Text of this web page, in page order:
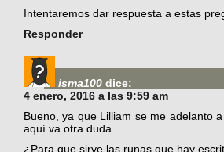
Intentaremos dar respuesta a estas
Responder
isma100 dice:
4 enero, 2016 a las 9:59 am
Bueno, ya que Lilliam se me adelanto
aquí va otra duda.
¿Para que sirve las runas que hay